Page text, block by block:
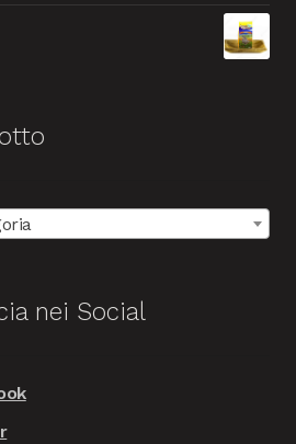
nei Social